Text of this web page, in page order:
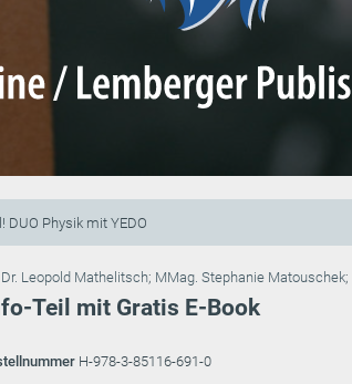
DUO Physik mit YEDO
Dr. Leopold Mathelitsch; MMag. Stephanie Matouschek;
Teil mit Gratis E-Book
H-978-3-85116-691-0